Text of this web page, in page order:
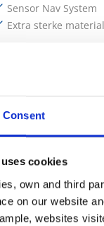
Consent
cookies
own and third
on our website
websites
Sensor Nav System
Extra sterke
8500 iQ
Ultrasone sensoren